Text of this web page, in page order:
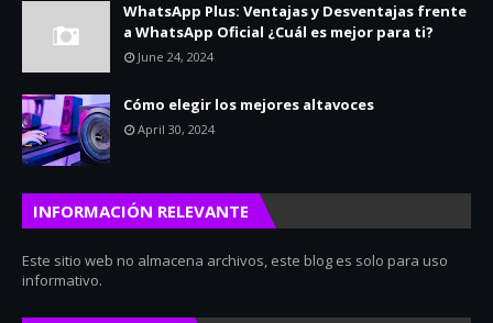
WhatsApp Plus: Ventajas y Desventajas frente
a WhatsApp Oficial ¿Cuál es mejor para ti?
June 24, 2024
Cómo elegir los mejores altavoces
April 30, 2024
INFORMACIÓN RELEVANTE
Este sitio web no almacena archivos, este blog es solo para uso
informativo.